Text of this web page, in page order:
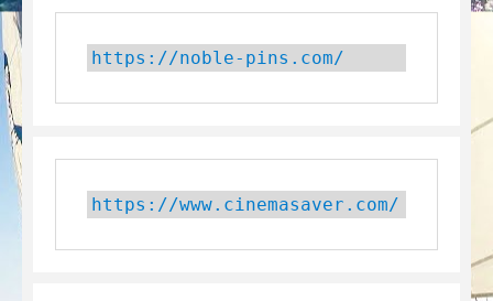
https://noble-pins.com/
https://www.cinemasaver.com/